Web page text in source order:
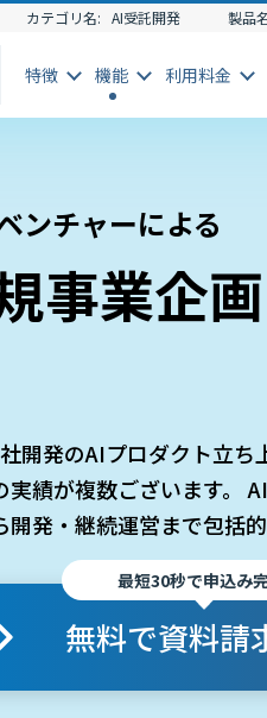
カテゴリ名: AI受託開発 製品
特徴 機能 利用料金
ンチャーによる
事業企
開発のAIプロダクト立ち
実績が複数ございます。
開発・継続運営まで包括
最短30秒で申込み
無料で資料請